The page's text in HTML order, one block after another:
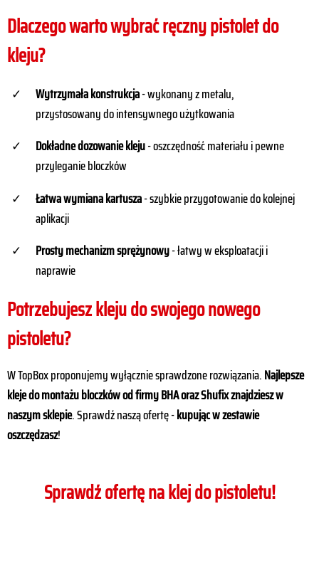
Dlaczego warto wybrać ręczny pistolet do
kleju?
Wytrzymała konstrukcja- wykonany z metalu,
przystosowany do intensywnego użytkowania
Dokładne dozowaniekleju- oszczędność materiału i pewne
przyleganie bloczków
Łatwa wymiana kartusza- szybkie przygotowanie do kolejnej
aplikacji
Prosty mechanizm sprężynowy- łatwy w eksploatacji i
naprawie
Potrzebujesz kleju do swojego nowego
pistoletu?
W TopBox proponujemy wyłącznie sprawdzone rozwiązania.Najlepsze
kleje do montażu bloczków od firmy BHA oraz Shufix znajdziesz w
naszym sklepie. Sprawdź naszą ofertę -kupując w zestawie
oszczędzasz!
Sprawdź ofertę na klej do pistoletu!